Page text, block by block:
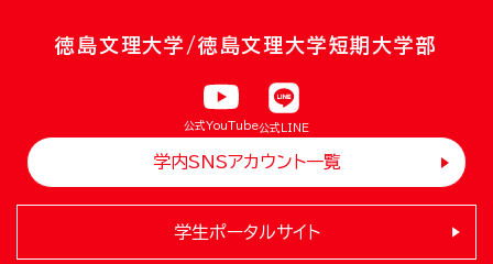
徳島文理大学/徳島文理大学短期大学部
公式YouTube公式LINE
学内SNSアカウント一覧
学生ポータルサイト